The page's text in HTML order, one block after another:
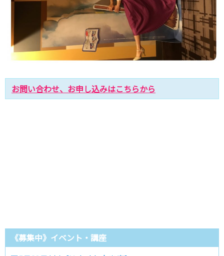
お問い合わせ、お申し込みはこちらから
《募集中》イベント・講座